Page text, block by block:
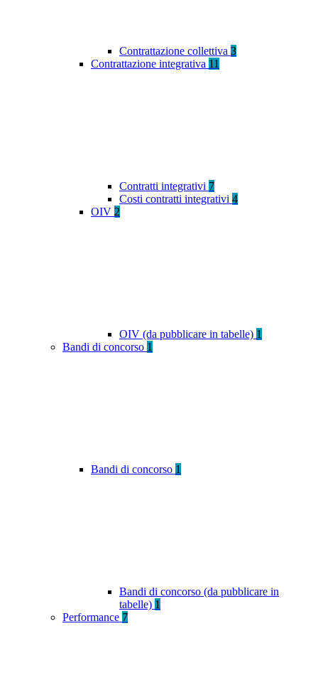
Contrattazione collettiva 3
Contrattazione integrativa 11
Contratti integrativi 7
Costi contratti integrativi 4
OIV 2
OIV (da pubblicare in tabelle) 1
Bandi di concorso 1
Bandi di concorso 1
Bandi di concorso (da pubblicare in
tabelle) 1
Performance 7